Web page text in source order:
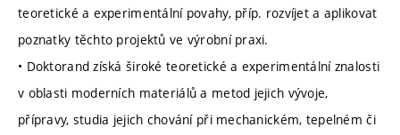
teoretické a experimentální povahy, příp. rozvíjet a aplikovat
poznatky těchto projektů ve výrobní praxi.
• Doktorand získá široké teoretické a experimentální znalosti
v oblasti moderních materiálů a metod jejich vývoje,
přípravy, studia jejich chování při mechanickém, tepelném či